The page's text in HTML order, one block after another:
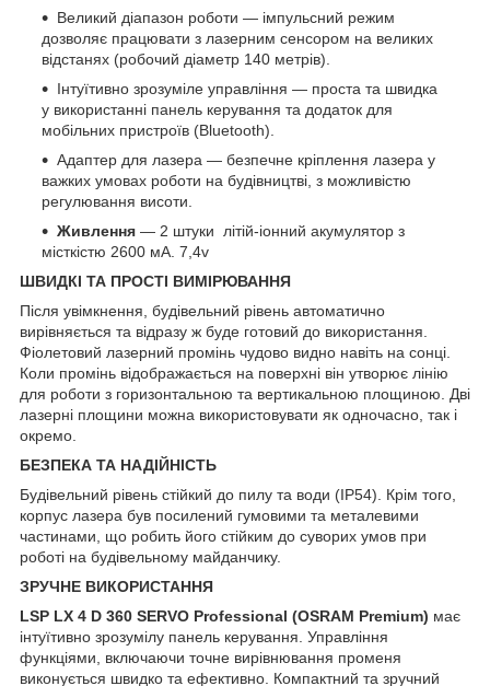
Великий діапазон роботи — імпульсний режим
дозволяє працювати з лазерним сенсором на великих
відстанях (робочий діаметр 140 метрів).
Інтуїтивно зрозуміле управління — проста та швидка
у використанні панель керування та додаток для
мобільних пристроїв (Bluetooth).
Адаптер для лазера — безпечне кріплення лазера у
важких умовах роботи на будівництві, з можливістю
регулювання висоти.
Живлення — 2 штуки літій-іонний акумулятор з
місткістю 2600 мА. 7,4v
ШВИДКІ ТА ПРОСТІ ВИМІРЮВАННЯ
Після увімкнення, будівельний рівень автоматично
вирівняється та відразу ж буде готовий до використання.
Фіолетовий лазерний промінь чудово видно навіть на сонці.
Коли промінь відображається на поверхні він утворює лінію
для роботи з горизонтальною та вертикальною площиною. Дві
лазерні площини можна використовувати як одночасно, так і
окремо.
БЕЗПЕКА ТА НАДІЙНІСТЬ
Будівельний рівень стійкий до пилу та води (IP54). Крім того,
корпус лазера був посилений гумовими та металевими
частинами, що робить його стійким до суворих умов при
роботі на будівельному майданчику.
ЗРУЧНЕ ВИКОРИСТАННЯ
LSP LX 4 D 360 SERVO Professional (OSRAM Premium) має
інтуїтивно зрозумілу панель керування. Управління
функціями, включаючи точне вирівнювання променя
виконується швидко та ефективно. Компактний та зручний